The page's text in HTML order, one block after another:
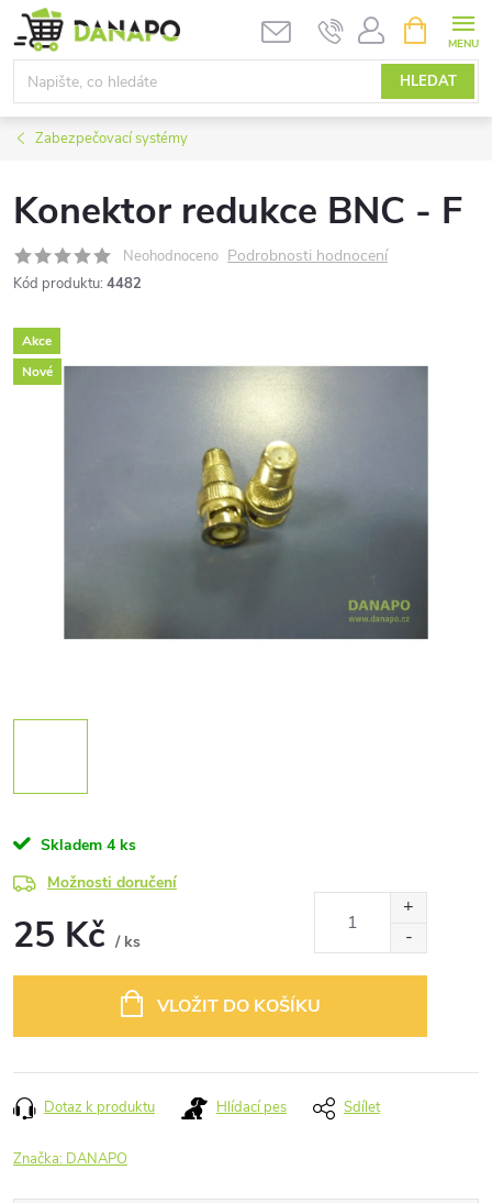
Přejít
na
obsah
HLEDAT
NÁKUPNÍ
KOŠÍK
Zabezpečovací systémy
Konektor redukce BNC - F
Neohodnoceno Podrobnosti hodnocení
Kód produktu: 4482
Akce
Nové
Skladem 4 ks
Možnosti doručení
25 Kč / ks
VLOŽIT DO KOŠÍKU
Dotaz k produktu Hlídací pes Sdílet
Značka: DANAPO